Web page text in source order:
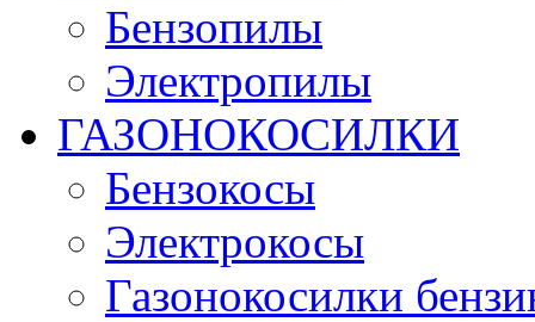
Бензопилы
Электропилы
ГАЗОНОКОСИЛКИ
Бензокосы
Электрокосы
Газонокосилки